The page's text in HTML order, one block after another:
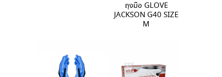
ถุงมือ GLOVE
JACKSON G40 SIZE
M